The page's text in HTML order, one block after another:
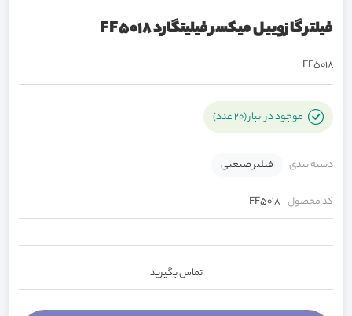
فیلتر گازوییل میکسر فیلیتگارد FF5018
FF5018
موجود در انبار (20 عدد)
دسته بندی فیلتر صنعتی
کد محصول FF5018
تماس بگیرید